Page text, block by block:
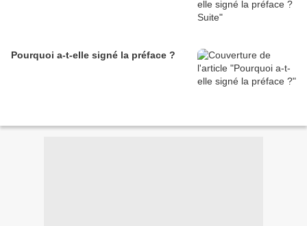
Pourquoi a-t-elle signé la préface ?